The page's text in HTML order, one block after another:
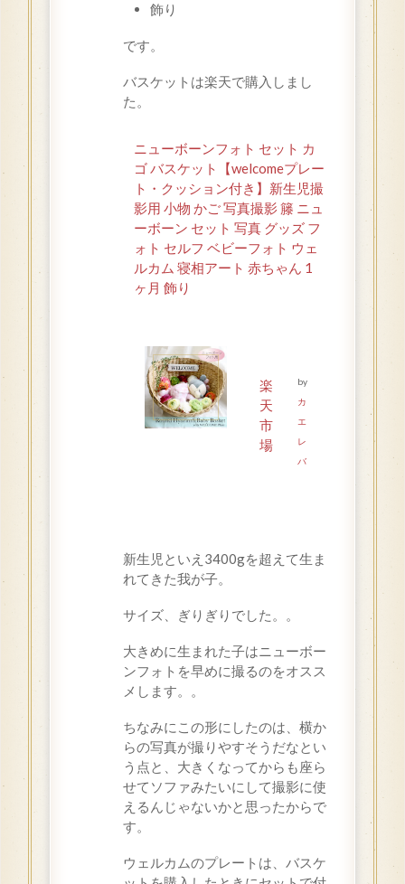
飾り
です。
バスケットは楽天で購入しまし
た。
ニューボーンフォト セット カ
ゴ バスケット【welcomeプレー
ト・クッション付き】新生児撮
影用 小物 かご 写真撮影 籐 ニュ
ーボーン セット 写真 グッズ フ
ォト セルフ ベビーフォト ウェ
ルカム 寝相アート 赤ちゃん 1
ヶ月 飾り
楽
天
市
場
by
カ
エ
レ
バ
新生児といえ3400gを超えて生ま
れてきた我が子。
サイズ、ぎりぎりでした。。
大きめに生まれた子はニューボー
ンフォトを早めに撮るのをオスス
メします。。
ちなみにこの形にしたのは、横か
らの写真が撮りやすそうだなとい
う点と、大きくなってからも座ら
せてソファみたいにして撮影に使
えるんじゃないかと思ったからで
す。
ウェルカムのプレートは、バスケ